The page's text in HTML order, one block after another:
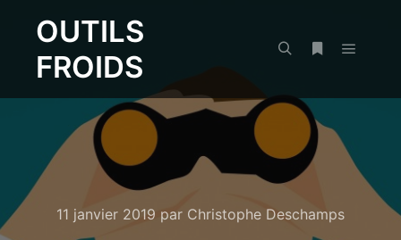
OUTILS
FROIDS
11 janvier 2019 par Christophe Deschamps